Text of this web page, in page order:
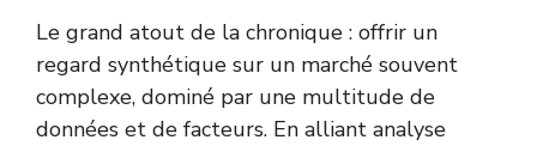
Le grand atout de la chronique : offrir un
regard synthétique sur un marché souvent
complexe, dominé par une multitude de
données et de facteurs. En alliant analyse